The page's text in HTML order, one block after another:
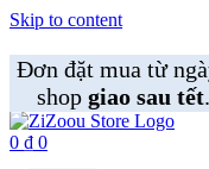
Skip to content
Đơn đặt mua từ
shop giao sau tết
0 ₫ 0